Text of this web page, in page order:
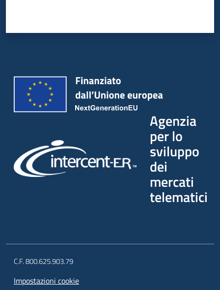
Agenzia
per lo
sviluppo
dei
mercati
telematici
C.F. 800.625.903.79
Impostazioni cookie